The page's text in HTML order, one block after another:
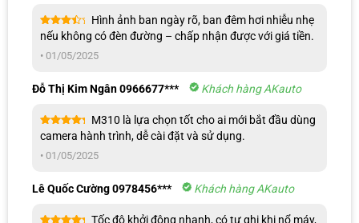
Khả năng chịu nhiệt cao
Camera 70mai M310 được thiết kế để hoạt động ổn định trong dải
nghiệt. Công nghệ pin tụ điện vỏ cứng giúp tăng khả năng chịu
chống nổ đã được kiểm nghiệm nghiêm ngặt, mang lại sự an tâm
khi sử dụng camera hành trình ô tô Xiaomi 70mai M310 trong thời
gian dài.
Điều khiển giọng nói thông minh
Được
xếp
hạng4
5 sao
Hình ảnh ban ngày rõ, ban đêm hơi nhiễu nhẹ
nếu không có đèn đường – chấp nhận được với giá tiền.
• 01/05/2025
Đỗ Thị Kim Ngân 0966677*** Khách hàng AKauto
Được xếp
hạng55
sao
M310 là lựa chọn tốt cho ai mới bắt đầu dùng
camera hành trình, dễ cài đặt và sử dụng.
• 01/05/2025
Lê Quốc Cường 0978456*** Khách hàng AKauto
Tốc độ khởi động nhanh, có tự ghi khi nổ máy,